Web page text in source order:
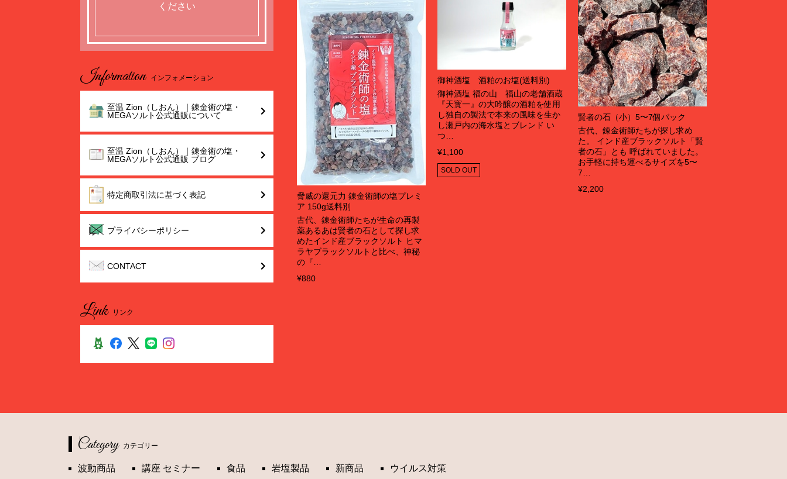
脅威の還元力 錬金術師の塩プレミ
ア 150g送料別
古代、錬金術師たちが生命の再製
薬あるあは賢者の石として探し求
めたインド産ブラックソルト ヒマ
ラヤブラックソルトと比べ、神秘
の『…
¥880
御神酒塩 酒粕のお塩(送料別)
御神酒塩 福の山 福山の老舗酒蔵
『天寳一』の大吟醸の酒粕を使用
し独自の製法で本来の風味を生か
し瀬戸内の海水塩とブレンド い
つ…
¥1,100
SOLD OUT
賢者の石（小）5〜7個パック
古代、錬金術師たちが探し求め
た。 インド産ブラックソルト「賢
者の石」とも 呼ばれていました。
お手軽に持ち運べるサイズを5〜
7…
¥2,200
ください
Information インフォメーション
至温 Zion（しおん）｜錬金術の塩・
MEGAソルト公式通販について
至温 Zion（しおん）｜錬金術の塩・
MEGAソルト公式通販 ブログ
特定商取引法に基づく表記
プライバシーポリシー
CONTACT
Link リンク
Category カテゴリー
波動商品 講座 セミナー 食品 岩塩製品 新商品 ウイルス対策